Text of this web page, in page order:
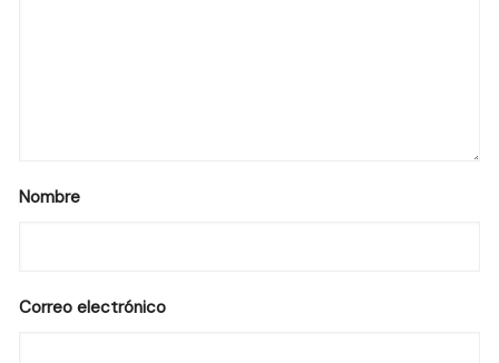
Nombre
Correo electrónico